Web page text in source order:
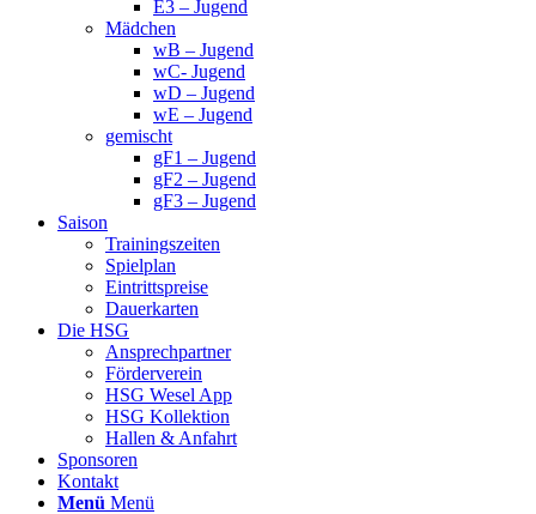
E3 – Jugend
Mädchen
wB – Jugend
wC- Jugend
wD – Jugend
wE – Jugend
gemischt
gF1 – Jugend
gF2 – Jugend
gF3 – Jugend
Saison
Trainingszeiten
Spielplan
Eintrittspreise
Dauerkarten
Die HSG
Ansprechpartner
Förderverein
HSG Wesel App
HSG Kollektion
Hallen & Anfahrt
Sponsoren
Kontakt
Menü Menü